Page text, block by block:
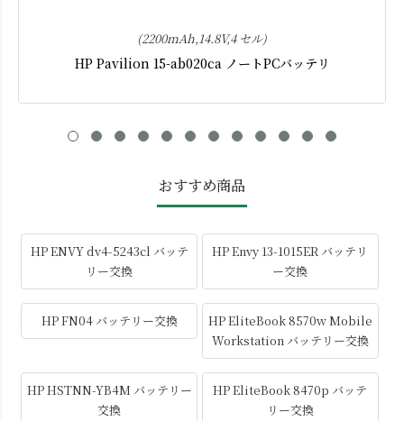
(2200mAh,14.8V,4 セル)
HP Pavilion 15-ab020ca ノートPCバッテリ
おすすめ商品
HP ENVY dv4-5243cl バッテ
リー交換
HP Envy 13-1015ER バッテリ
ー交換
HP FN04 バッテリー交換
HP EliteBook 8570w Mobile
Workstation バッテリー交換
HP HSTNN-YB4M バッテリー
交換
HP EliteBook 8470p バッテ
リー交換